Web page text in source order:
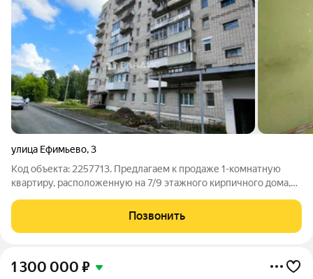
улица Ефимьево,3
Код объекта: 2257713. Предлагаем к продаже 1-комнатную
квартиру, расположенную на 7/9 этажного кирпичного дома,
балкона открывается красивый вид, его также можно
использовать как
Позвонить
1 300 000 ₽